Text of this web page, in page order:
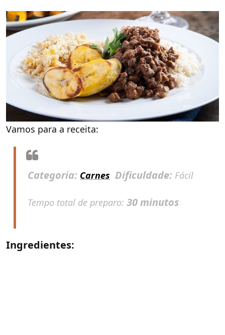
Vamos para a receita:
Categoria: Carnes Dificuldade: Fácil
Tempo total de preparo: 30 minutos
Ingredientes: